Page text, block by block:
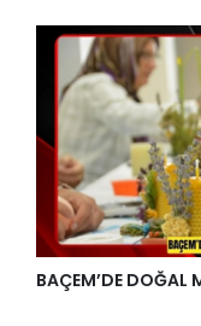
BAÇEM’DE DOĞAL